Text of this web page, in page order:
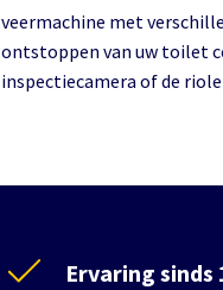
veermachine met
ontstoppen van uw toilet
inspectiecamera of de
Ervaring sinds